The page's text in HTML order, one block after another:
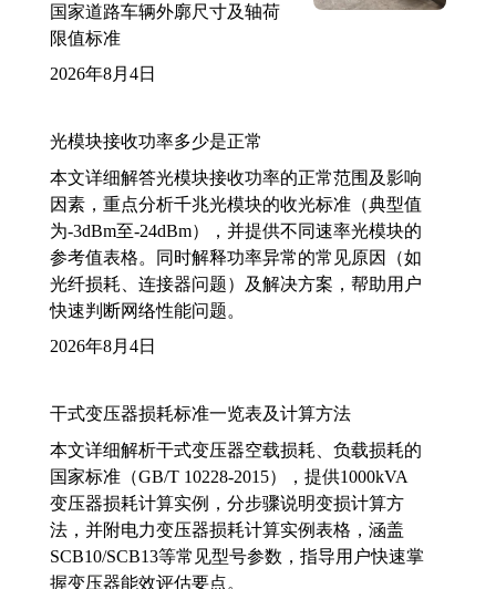
国家道路车辆外廓尺寸及轴荷
限值标准
2026年8月4日
光模块接收功率多少是正常
本文详细解答光模块接收功率的正常范围及影响
因素，重点分析千兆光模块的收光标准（典型值
为-3dBm至-24dBm），并提供不同速率光模块的
参考值表格。同时解释功率异常的常见原因（如
光纤损耗、连接器问题）及解决方案，帮助用户
快速判断网络性能问题。
2026年8月4日
干式变压器损耗标准一览表及计算方法
本文详细解析干式变压器空载损耗、负载损耗的
国家标准（GB/T 10228-2015），提供1000kVA
变压器损耗计算实例，分步骤说明变损计算方
法，并附电力变压器损耗计算实例表格，涵盖
SCB10/SCB13等常见型号参数，指导用户快速掌
握变压器能效评估要点。